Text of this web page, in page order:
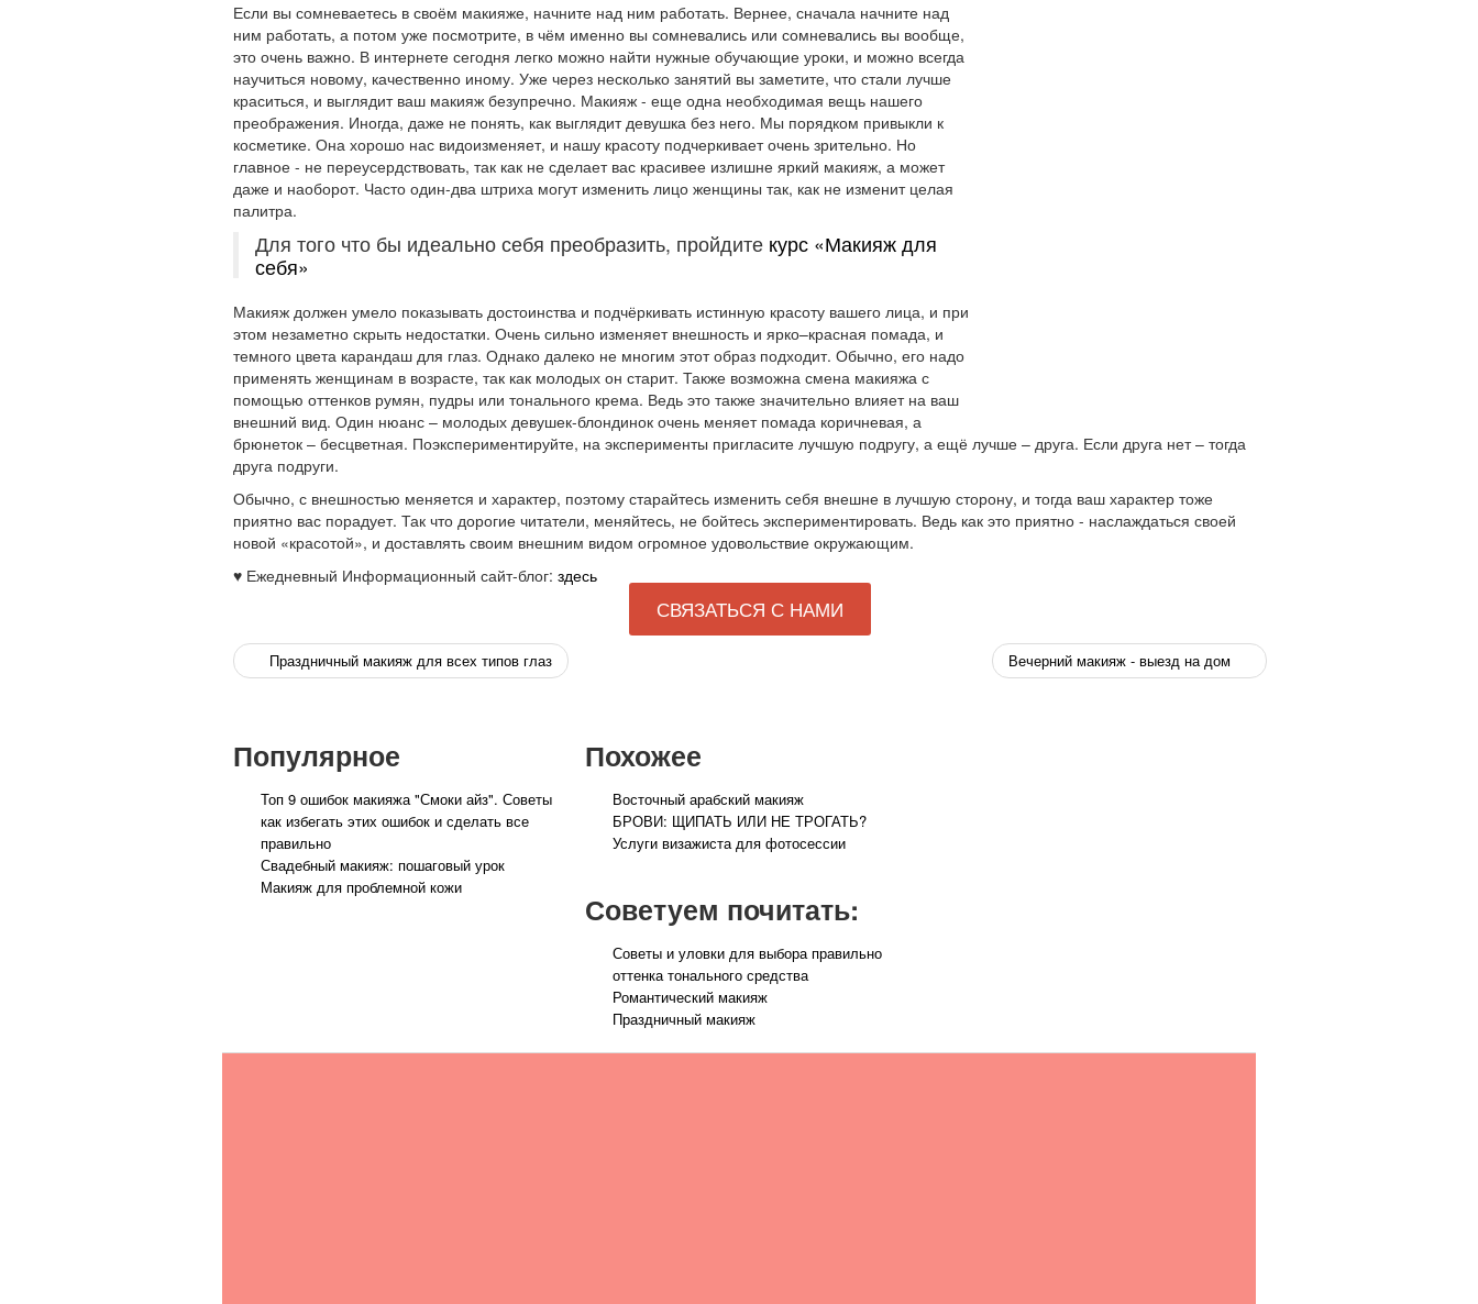
Если вы сомневаетесь в своём макияже, начните над ним работать. Вернее, сначала начните над
ним работать, а потом уже посмотрите, в чём именно вы сомневались или сомневались вы вообще,
это очень важно. В интернете сегодня легко можно найти нужные обучающие уроки, и можно всегда
научиться новому, качественно иному. Уже через несколько занятий вы заметите, что стали лучше
краситься, и выглядит ваш макияж безупречно. Макияж - еще одна необходимая вещь нашего
преображения. Иногда, даже не понять, как выглядит девушка без него. Мы порядком привыкли к
косметике. Она хорошо нас видоизменяет, и нашу красоту подчеркивает очень зрительно. Но
главное - не переусердствовать, так как не сделает вас красивее излишне яркий макияж, а может
даже и наоборот. Часто один-два штриха могут изменить лицо женщины так, как не изменит целая
палитра.
Для того что бы идеально себя преобразить, пройдите курс «Макияж для
себя»
Макияж должен умело показывать достоинства и подчёркивать истинную красоту вашего лица, и при
этом незаметно скрыть недостатки. Очень сильно изменяет внешность и ярко–красная помада, и
темного цвета карандаш для глаз. Однако далеко не многим этот образ подходит. Обычно, его надо
применять женщинам в возрасте, так как молодых он старит. Также возможна смена макияжа с
помощью оттенков румян, пудры или тонального крема. Ведь это также значительно влияет на ваш
внешний вид. Один нюанс – молодых девушек-блондинок очень меняет помада коричневая, а
брюнеток – бесцветная. Поэкспериментируйте, на эксперименты пригласите лучшую подругу, а ещё лучше – друга. Если друга нет – тогда
друга подруги.
Обычно, с внешностью меняется и характер, поэтому старайтесь изменить себя внешне в лучшую сторону, и тогда ваш характер тоже
приятно вас порадует. Так что дорогие читатели, меняйтесь, не бойтесь экспериментировать. Ведь как это приятно - наслаждаться своей
новой «красотой», и доставлять своим внешним видом огромное удовольствие окружающим.
♥ Ежедневный Информационный сайт-блог: здесь
СВЯЗАТЬСЯ С НАМИ
Праздничный макияж для всех типов глаз Вечерний макияж - выезд на дом
Популярное
Топ 9 ошибок макияжа "Смоки айз". Советы
как избегать этих ошибок и сделать все
правильно
Свадебный макияж: пошаговый урок
Макияж для проблемной кожи
Похожее
Восточный арабский макияж
БРОВИ: ЩИПАТЬ ИЛИ НЕ ТРОГАТЬ?
Услуги визажиста для фотосессии
Советуем почитать:
Советы и уловки для выбора правильно
оттенка тонального средства
Романтический макияж
Праздничный макияж